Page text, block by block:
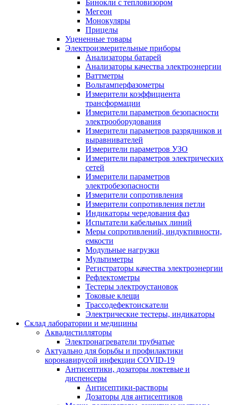
Бинокли с тепловизором
Мегеон
Монокуляры
Прицелы
Уцененные товары
Электроизмерительные приборы
Анализаторы батарей
Анализаторы качества электроэнергии
Ваттметры
Вольтамперфазометры
Измерители коэффициента
трансформации
Измерители параметров безопасности
электрооборудования
Измерители параметров разрядников и
выравнивателей
Измерители параметров УЗО
Измерители параметров электрических
сетей
Измерители параметров
электробезопасности
Измерители сопротивления
Измерители сопротивления петли
Индикаторы чередования фаз
Испытатели кабельных линий
Меры сопротивлений, индуктивности,
емкости
Модульные нагрузки
Мультиметры
Регистраторы качества электроэнергии
Рефлектометры
Тестеры электроустановок
Токовые клещи
Трассодефектоискатели
Электрические тестеры, индикаторы
Склад лаборатории и медицины
Аквадистилляторы
Электронагреватели трубчатые
Актуально для борьбы и профилактики
коронавирусой инфекции COVID-19
Антисептики, дозаторы локтевые и
диспенсеры
Антисептики-растворы
Дозаторы для антисептиков